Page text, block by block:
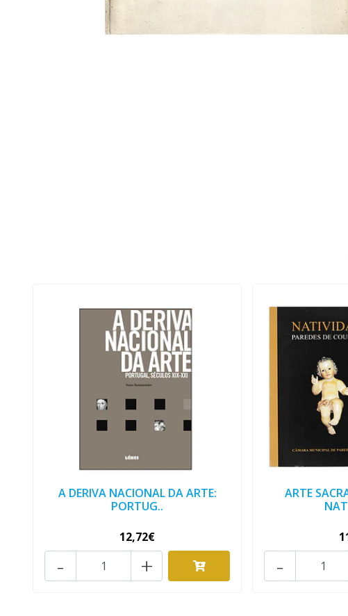
A DERIVA NACIONAL DA ARTE:
PORTUG..
12,72€
+
-
ARTE
-